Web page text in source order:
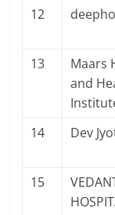
12
13
Maars
and
14 Dev
15